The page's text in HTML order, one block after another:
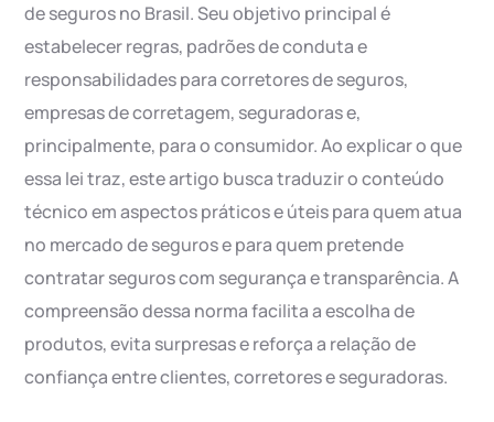
de seguros no Brasil. Seu objetivo principal é
estabelecer regras, padrões de conduta e
responsabilidades para corretores de seguros,
empresas de corretagem, seguradoras e,
principalmente, para o consumidor. Ao explicar o que
essa lei traz, este artigo busca traduzir o conteúdo
técnico em aspectos práticos e úteis para quem atua
no mercado de seguros e para quem pretende
contratar seguros com segurança e transparência. A
compreensão dessa norma facilita a escolha de
produtos, evita surpresas e reforça a relação de
confiança entre clientes, corretores e seguradoras.